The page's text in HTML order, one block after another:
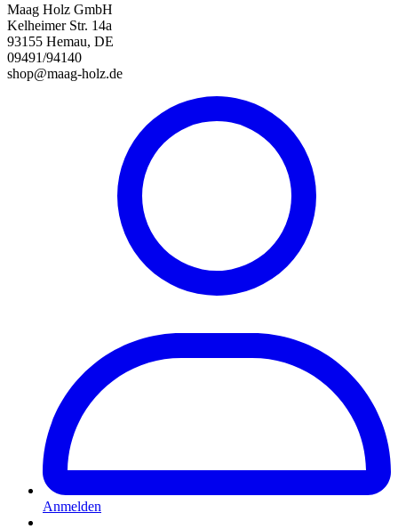
Maag Holz GmbH
Kelheimer Str. 14a
93155 Hemau, DE
09491/94140
shop@maag-holz.de
Anmelden